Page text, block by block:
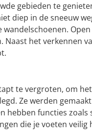
gebieden te
diep in de sneeuw
Naast het verkennen
te vergroten, om
Ze werden
hebben functies zoals
die je voeten veilig